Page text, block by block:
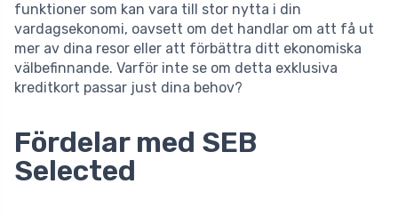
funktioner som kan vara till stor nytta i din
vardagsekonomi, oavsett om det handlar om att få ut
mer av dina resor eller att förbättra ditt ekonomiska
välbefinnande. Varför inte se om detta exklusiva
kreditkort passar just dina behov?
Fördelar med SEB
Selected